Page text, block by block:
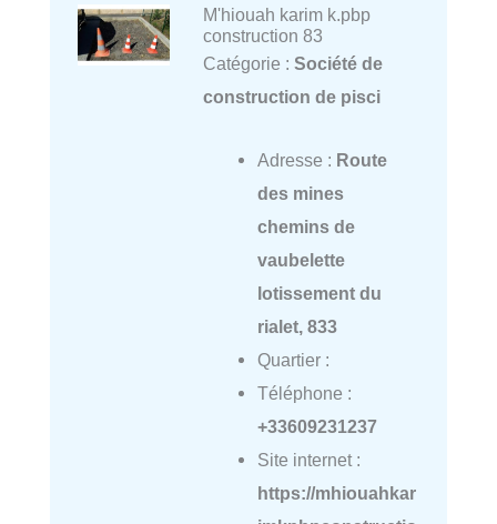
M'hiouah karim k.pbp
construction 83
Catégorie : Société de
construction de pisci
Adresse : Route
des mines
chemins de
vaubelette
lotissement du
rialet, 833
Quartier :
Téléphone :
+33609231237
Site internet :
https://mhiouahkar